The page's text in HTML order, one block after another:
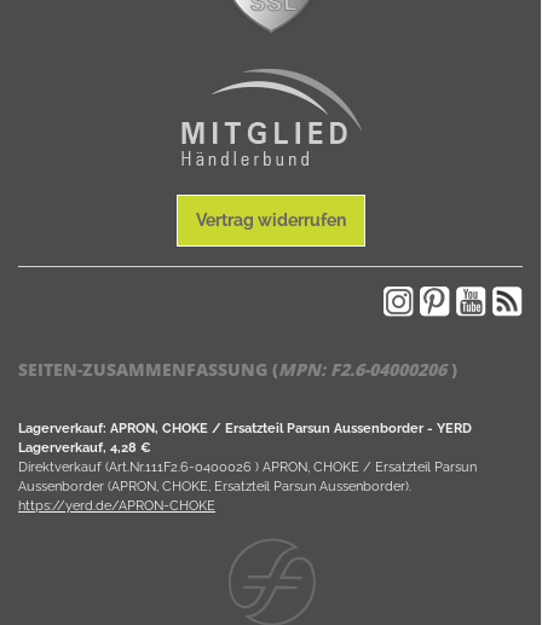
Vertrag widerrufen
SEITEN-ZUSAMMENFASSUNG (MPN: F2.6-04000206)
Lagerverkauf: APRON, CHOKE / Ersatzteil Parsun Aussenborder - YERD
Lagerverkauf, 4,28 €
Direktverkauf (Art.Nr.111F2.6-0400026 ) APRON, CHOKE / Ersatzteil Parsun
Aussenborder (APRON, CHOKE, Ersatzteil Parsun Aussenborder).
https://yerd.de/APRON-CHOKE